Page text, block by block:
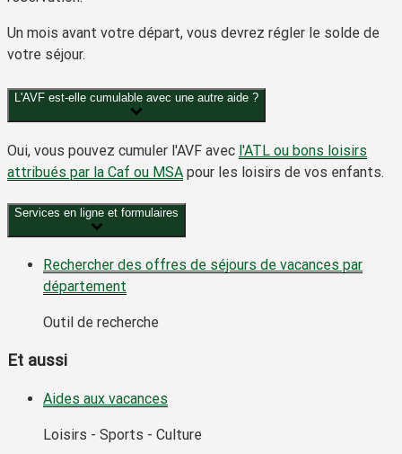
Un mois avant votre départ, vous devrez régler le solde de
votre séjour.
L'AVF est-elle cumulable avec une autre aide ?
Oui, vous pouvez cumuler l'AVF avec l'ATL ou bons loisirs
attribués par la Caf ou MSA pour les loisirs de vos enfants.
Services en ligne et formulaires
Rechercher des offres de séjours de vacances par
département
Outil de recherche
Et aussi
Aides aux vacances
Loisirs - Sports - Culture